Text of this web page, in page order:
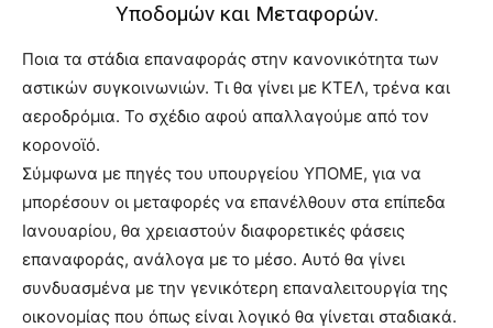
Υποδομών και Μεταφορών.
Ποια τα στάδια επαναφοράς στην κανονικότητα των
αστικών συγκοινωνιών. Τι θα γίνει με ΚΤΕΛ, τρένα και
αεροδρόμια. Το σχέδιο αφού απαλλαγούμε από τον
κορονοϊό.
Σύμφωνα με πηγές του υπουργείου ΥΠΟΜΕ, για να
μπορέσουν οι μεταφορές να επανέλθουν στα επίπεδα
Ιανουαρίου, θα χρειαστούν διαφορετικές φάσεις
επαναφοράς, ανάλογα με το μέσο. Αυτό θα γίνει
συνδυασμένα με την γενικότερη επαναλειτουργία της
οικονομίας που όπως είναι λογικό θα γίνεται σταδιακά.